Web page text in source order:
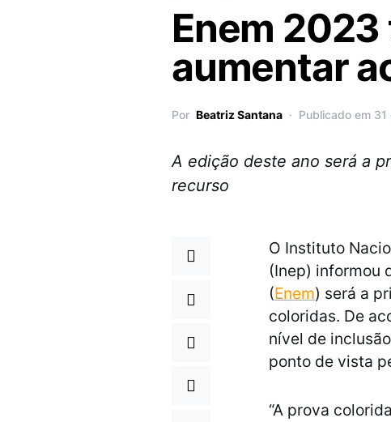
Enem
aumentar
Por Beatriz Santana Publicado em
A edição deste ano será a
recurso
O Instituto
(Inep) informou
(Enem) será a
coloridas. De
nível de
ponto de vista
“A prova